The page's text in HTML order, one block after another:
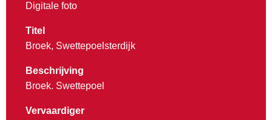
Digitale foto
Titel
Broek, Swettepoelsterdijk
Beschrijving
Broek. Swettepoel
Vervaardiger